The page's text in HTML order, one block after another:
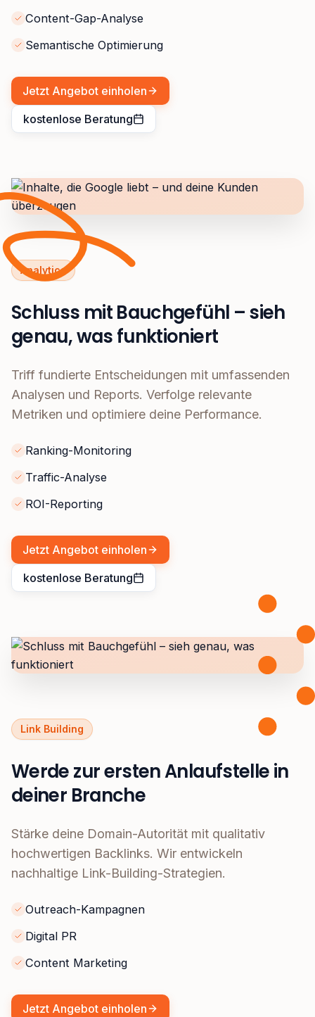
Content-Gap-Analyse
Semantische Optimierung
Jetzt Angebot einholen
kostenlose Beratung
Analytics
Schluss mit Bauchgefühl – sieh
genau, was funktioniert
Triff fundierte Entscheidungen mit umfassenden
Analysen und Reports. Verfolge relevante
Metriken und optimiere deine Performance.
Ranking-Monitoring
Traffic-Analyse
ROI-Reporting
Jetzt Angebot einholen
kostenlose Beratung
Link Building
Werde zur ersten Anlaufstelle in
deiner Branche
Stärke deine Domain-Autorität mit qualitativ
hochwertigen Backlinks. Wir entwickeln
nachhaltige Link-Building-Strategien.
Outreach-Kampagnen
Digital PR
Content Marketing
Jetzt Angebot einholen